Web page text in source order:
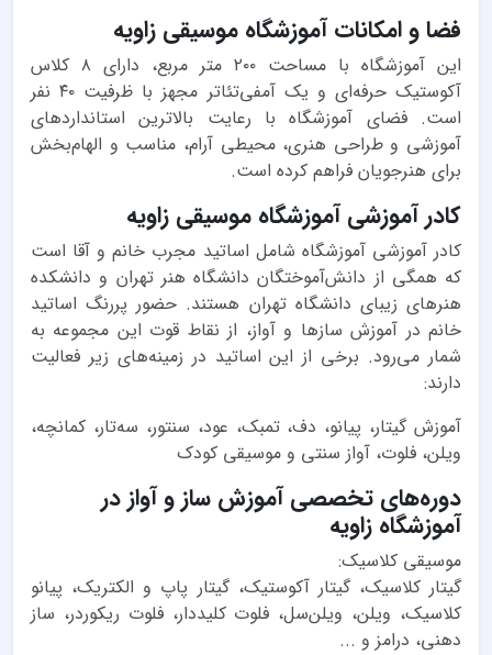
فضا و امکانات آموزشگاه موسیقی زاویه
این آموزشگاه با مساحت ۲۰۰ متر مربع، دارای ۸ کلاس
آکوستیک حرفه‌ای و یک آمفی‌تئاتر مجهز با ظرفیت ۴۰ نفر
است. فضای آموزشگاه با رعایت بالاترین استانداردهای
آموزشی و طراحی هنری، محیطی آرام، مناسب و الهام‌بخش
برای هنرجویان فراهم کرده است.
کادر آموزشی آموزشگاه موسیقی زاویه
کادر آموزشی آموزشگاه شامل اساتید مجرب خانم و آقا است
که همگی از دانش‌آموختگان دانشگاه هنر تهران و دانشکده
هنرهای زیبای دانشگاه تهران هستند. حضور پررنگ اساتید
خانم در آموزش سازها و آواز، از نقاط قوت این مجموعه به
شمار می‌رود. برخی از این اساتید در زمینه‌های زیر فعالیت
دارند:
آموزش گیتار، پیانو، دف، تمبک، عود، سنتور، سه‌تار، کمانچه،
ویلن، فلوت، آواز سنتی و موسیقی کودک
دوره‌های تخصصی آموزش ساز و آواز در
آموزشگاه زاویه
موسیقی کلاسیک:
گیتار کلاسیک، گیتار آکوستیک، گیتار پاپ و الکتریک، پیانو
کلاسیک، ویلن، ویلن‌سل، فلوت کلیددار، فلوت ریکوردر، ساز
دهنی، درامز و ...